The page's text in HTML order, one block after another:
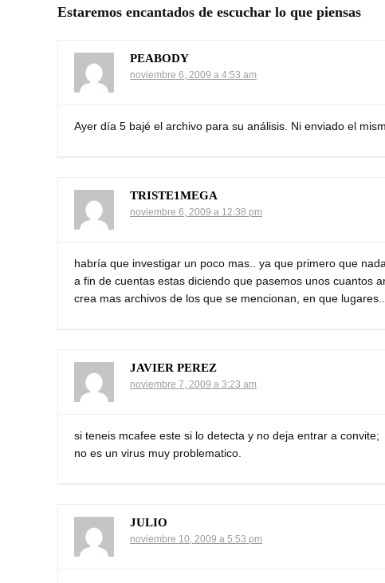
Estaremos encantados de escuchar lo que piensas
PEABODY
noviembre 6, 2009 a 4:53 am
Ayer día 5 bajé el archivo para su análisis. Ni enviado el
TRISTE1MEGA
noviembre 6, 2009 a 12:38 pm
habría que investigar un poco mas.. ya que primero que
a fin de cuentas estas diciendo que pasemos unos cuantos
crea mas archivos de los que se mencionan, en que
JAVIER PEREZ
noviembre 7, 2009 a 3:23 am
si teneis mcafee este si lo detecta y no deja entrar a convite;
no es un virus muy problematico.
JULIO
noviembre 10, 2009 a 5:53 pm